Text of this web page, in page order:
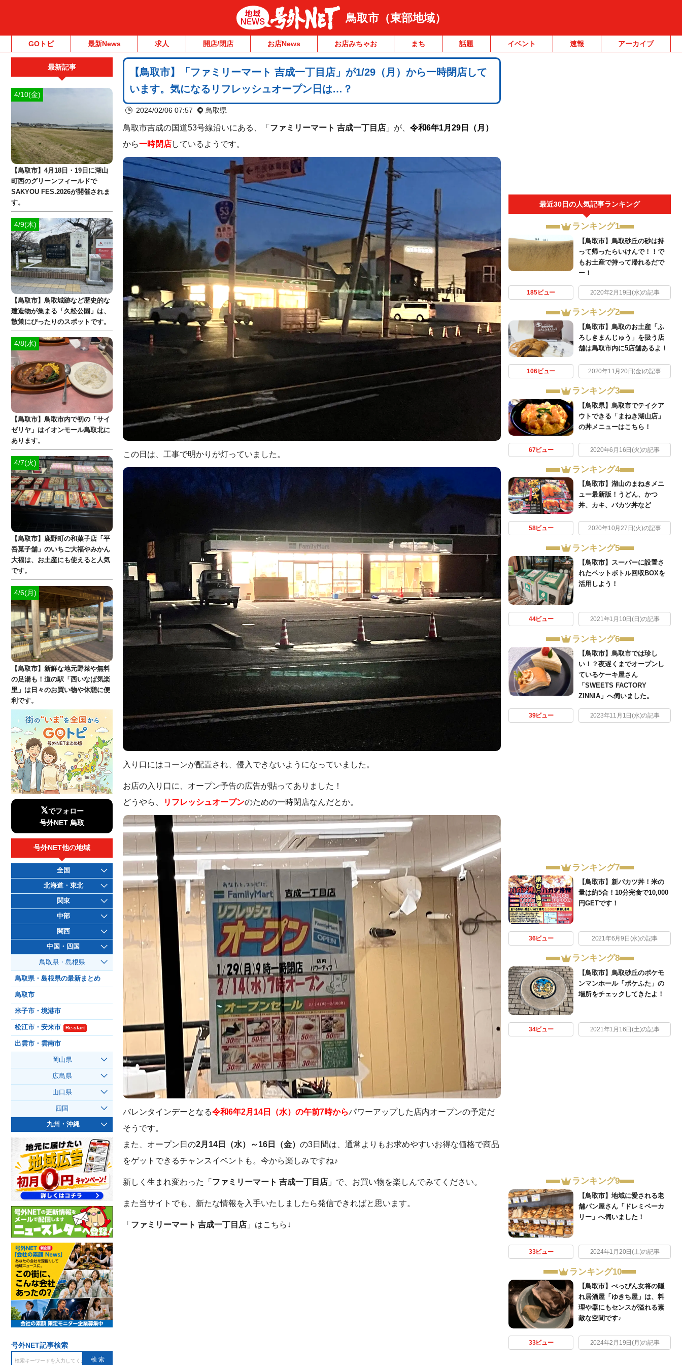
鳥取市（東部地域）
GOトピ 最新News 求人 開店/閉店 お店News お店みちゃお まち 話題 イベント 速報 アーカイブ
【鳥取市】「ファミリーマート 吉成一丁目店」が1/29（月）から一時閉店して
います。気になるリフレッシュオープン日は…？
2024/02/06 07:57 鳥取県
鳥取市吉成の国道53号線沿いにある、「ファミリーマート 吉成一丁目店 」が、 令和6年1月29日（月）
から一時閉店しているようです。
この日は、工事で明かりが灯っていました。
入り口にはコーンが配置され、侵入できないようになっていました。
お店の入り口に、オープン予告の広告が貼ってありました！
どうやら、
リフレッシュオープンのための一時閉店なんだとか。
バレンタインデーとなる令和6年2月14日（水）の午前7時からパワーアップした店内オープンの予定だ
そうです。
また、オープン日の2月14日（水）～16日（金） の3日間は、通常よりもお求めやすいお得な価格で商品
をゲットできるチャンスイベントも。今から楽しみですね♪
新しく生まれ変わった「 ファミリーマート 吉成一丁目店 」で、お買い物を楽しんでみてください。
また当サイトでも、新たな情報を入手いたしましたら発信できればと思います。
「 ファミリーマート 吉成一丁目店 」はこちら↓
最近30日の人気記事ランキング
ランキング1
【鳥取市】鳥取砂丘の砂は持
って帰ったらいけんで！！で
もお土産で持って帰れるだで
ー！
185ビュー 2020年2月19日(水)の記事
ランキング2
【鳥取市】鳥取のお土産「ふ
ろしきまんじゅう」を扱う店
舗は鳥取市内に5店舗あるよ！
106ビュー 2020年11月20日(金)の記事
ランキング3
【鳥取県】鳥取市でテイクア
ウトできる「まねき湖山店」
の丼メニューはこちら！
67ビュー 2020年6月16日(火)の記事
ランキング4
【鳥取市】湖山のまねきメニ
ュー最新版！うどん、かつ
丼、カキ、バカツ丼など
58ビュー 2020年10月27日(火)の記事
ランキング5
【鳥取市】スーパーに設置さ
れたペットボトル回収BOXを
活用しよう！
44ビュー 2021年1月10日(日)の記事
ランキング6
【鳥取市】鳥取市では珍し
い！？夜遅くまでオープンし
ているケーキ屋さん
「SWEETS FACTORY
ZINNIA」へ伺いました。
39ビュー 2023年11月1日(水)の記事
ランキング7
【鳥取市】新バカツ丼！米の
量は約5合！10分完食で10,000
円GETです！
36ビュー 2021年6月9日(水)の記事
ランキング8
【鳥取市】鳥取砂丘のポケモ
ンマンホール「ポケふた」の
場所をチェックしてきたよ！
34ビュー 2021年1月16日(土)の記事
ランキング9
【鳥取市】地域に愛される老
舗パン屋さん「ドレミベーカ
リー」へ伺いました！
33ビュー 2024年1月20日(土)の記事
ランキング10
【鳥取市】べっぴん女将の隠
れ居酒屋「ゆきち屋」は、料
理や器にもセンスが溢れる素
敵な空間です♪
33ビュー 2024年2月19日(月)の記事
最新記事
4/10(金)
【鳥取市】4月18日・19日に湖山
町西のグリーンフィールドで
SAKYOU FES.2026が開催されま
す。
4/9(木)
【鳥取市】鳥取城跡など歴史的な
建造物が集まる「久松公園」は、
散策にぴったりのスポットです。
4/8(水)
【鳥取市】鳥取市内で初の「サイ
ゼリヤ」はイオンモール鳥取北に
あります。
4/7(火)
【鳥取市】鹿野町の和菓子店「平
吾菓子舗」のいちご大福やみかん
大福は、お土産にも使えると人気
です。
4/6(月)
【鳥取市】新鮮な地元野菜や無料
の足湯も！道の駅「西いなば気楽
里」は日々のお買い物や休憩に便
利です。
𝕏でフォロー
号外NET 鳥取
号外NET他の地域
全国
北海道・東北
関東
中部
関西
中国・四国
鳥取県・島根県
鳥取県・島根県の最新まとめ
鳥取市
米子市・境港市
松江市・安来市 Re-start
出雲市・雲南市
岡山県
広島県
山口県
四国
九州・沖縄
号外NET記事検索